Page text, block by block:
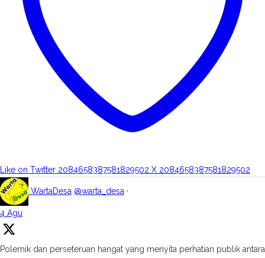
Like on Twitter 2084658387581829502 X 2084658387581829502
WartaDesa @warta_desa ·
4 Agu
Polemik dan perseteruan hangat yang menyita perhatian publik antara